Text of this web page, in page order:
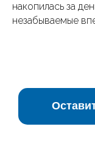
накопилась за
незабываемые